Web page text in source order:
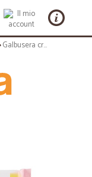
Galbusera cracker zerograno gr.380